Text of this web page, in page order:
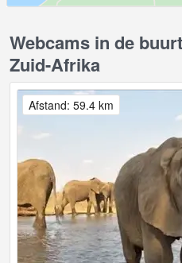
Webcams in de
Zuid-Afrika
Afstand: 59.4 km